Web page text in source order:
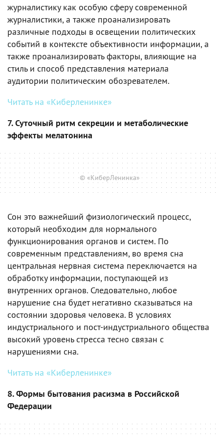
журналистику как особую сферу современной
журналистики, а также проанализировать
различные подходы в освещении политических
событий в контексте объективности информации, а
также проанализировать факторы, влияющие на
стиль и способ представления материала
аудитории политическим обозревателем.
Читать на «Киберленинке»
7. Суточный ритм секреции и метаболические
эффекты мелатонина
© «КиберЛенинка»
Сон это важнейший физиологический процесс,
который необходим для нормального
функционирования органов и систем. По
современным представлениям, во время сна
центральная нервная система переключается на
обработку информации, поступающей из
внутренних органов. Следовательно, любое
нарушение сна будет негативно сказываться на
состоянии здоровья человека. В условиях
индустриального и пост-индустриального общества
высокий уровень стресса тесно связан с
нарушениями сна.
Читать на «Киберленинке»
8. Формы бытования расизма в Российской
Федерации